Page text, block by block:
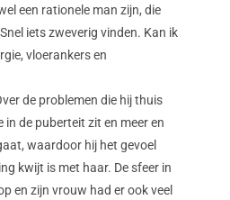
een rationele man zijn, die
iets zweverig vinden. Kan ik
vloerankers en
de problemen die hij thuis
de puberteit zit en meer en
waardoor hij het gevoel
kwijt is met haar. De sfeer in
en zijn vrouw had er ook veel